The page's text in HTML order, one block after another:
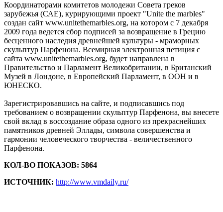
Координаторами комитетов молодежи Совета греков
зарубежья (САЕ), курирующими проект "Unite the marbles"
создан сайт www.unitethemarbles.org, на котором с 7 декабря
2009 года ведется сбор подписей за возвращение в Грецию
бесценного наследия древнейшей культуры - мраморных
скульптур Парфенона. Всемирная электронная петиция с
сайта www.unitethemarbles.org, будет направлена в
Правительство и Парламент Великобритании, в Британский
Музей в Лондоне, в Европейский Парламент, в ООН и в
ЮНЕСКО.
Зарегистрировавшись на сайте, и подписавшись под
требованием о возвращении скульптур Парфенона, вы внесете
свой вклад в воссоздание образа одного из прекраснейших
памятников древней Эллады, символа совершенства и
гармонии человеческого творчества - величественного
Парфенона.
КОЛ-ВО ПОКАЗОВ: 5864
ИСТОЧНИК: http://www.vmdaily.ru/